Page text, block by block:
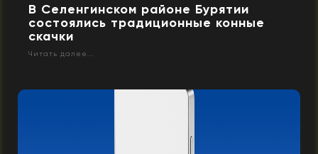
В Селенгинском районе Бурятии
состоялись традиционные конные
скачки
Читать далее...